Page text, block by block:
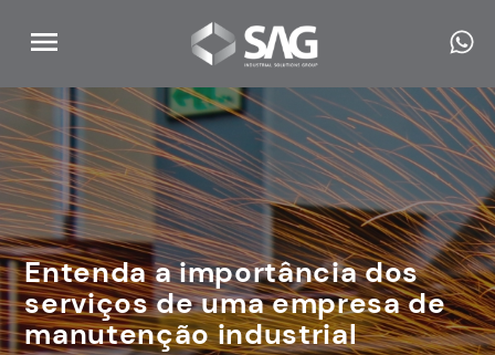
Entenda a importância dos
serviços de uma empresa de
manutenção industrial